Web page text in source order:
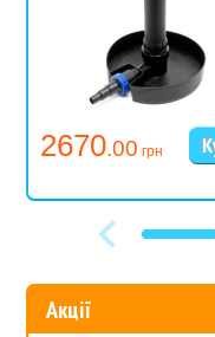
2670.00 грн
Акції